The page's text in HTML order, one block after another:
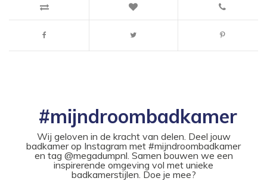
#mijndroombadkamer
Wij geloven in de kracht van delen. Deel jouw
badkamer op Instagram met #mijndroombadkamer
en tag @megadumpnl. Samen bouwen we een
inspirerende omgeving vol met unieke
badkamerstijlen. Doe je mee?